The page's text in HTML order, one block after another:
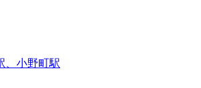
、小野町駅